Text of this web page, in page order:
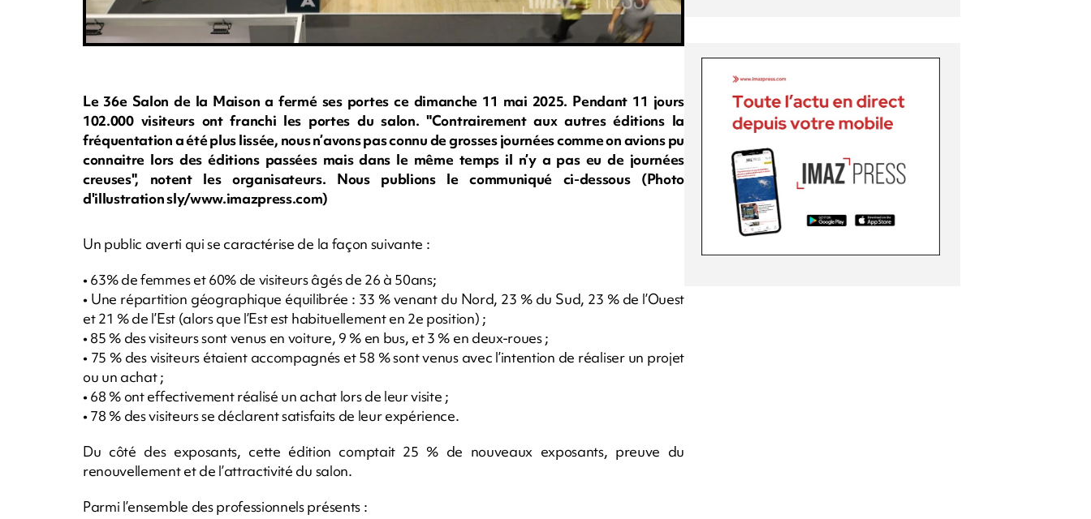
Le 36e Salon de la Maison a fermé ses portes ce dimanche 11 mai 2025. Pendant 11 jours
102.000 visiteurs ont franchi les portes du salon. "Contrairement aux autres éditions la
fréquentation a été plus lissée, nous n’avons pas connu de grosses journées comme on avions pu
connaitre lors des éditions passées mais dans le même temps il n’y a pas eu de journées
creuses", notent les organisateurs. Nous publions le communiqué ci-dessous (Photo
d'illustration sly/www.imazpress.com)
Un public averti qui se caractérise de la façon suivante :
• 63% de femmes et 60% de visiteurs âgés de 26 à 50ans;
• Une répartition géographique équilibrée : 33 % venant du Nord, 23 % du Sud, 23 % de l’Ouest
et 21 % de l’Est (alors que l’Est est habituellement en 2e position) ;
• 85 % des visiteurs sont venus en voiture, 9 % en bus, et 3 % en deux-roues ;
• 75 % des visiteurs étaient accompagnés et 58 % sont venus avec l’intention de réaliser un projet
ou un achat ;
• 68 % ont effectivement réalisé un achat lors de leur visite ;
• 78 % des visiteurs se déclarent satisfaits de leur expérience.
Du côté des exposants, cette édition comptait 25 % de nouveaux exposants, preuve du
renouvellement et de l’attractivité du salon.
Parmi l’ensemble des professionnels présents :